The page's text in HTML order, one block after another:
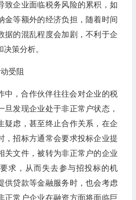
致企业面临税务风险的累积，如
金等额外的经济负担，随着时间
据的混乱程度会加剧，不利于企
策分析。
受阻
中，合作伙伴往往会对企业的税
旦发现企业处于非正常户状态，
疑虑，甚至终止合作关系，在企
，招标方通常会要求投标企业提
关文件，被转为非正常户的企业
求，从而失去参与招投标的机
供贷款等金融服务时，也会考虑
正常户企业在融资方面将面临巨